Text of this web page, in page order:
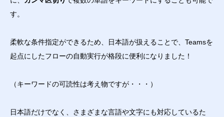
す。
柔軟な条件指定ができるため、日本語が扱えることで、Teamsを
起点にしたフローの自動実行が格段に便利になりました！
（キーワードの可読性は考え物ですが・・・）
日本語だけでなく、さまざまな言語や文字にも対応しているた